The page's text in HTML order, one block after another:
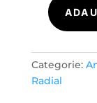
Cantitate
Radial
WINTERPRO2
EVO
Categorie:
Radial